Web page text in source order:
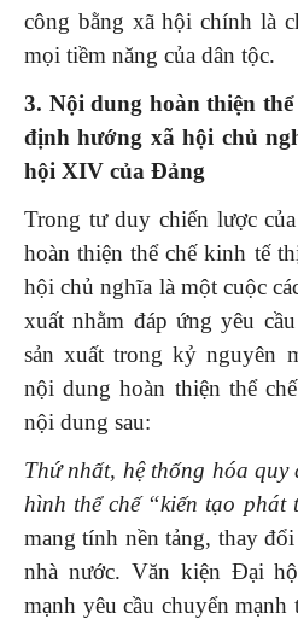
công bằng xã hội chính là
mọi tiềm năng của dân tộc.
3. Nội dung hoàn thiện
định hướng xã hội chủ
hội XIV của Đảng
Trong tư duy chiến lược
hoàn thiện thể chế kinh tế
hội chủ nghĩa là một cuộc
xuất nhằm đáp ứng yêu
sản xuất trong kỷ nguyên
nội dung hoàn thiện thể
nội dung sau:
Thứ nhất, hệ thống hóa
hình thể chế “kiến tạo phát
mang tính nền tảng, thay
nhà nước. Văn kiện Đại
mạnh yêu cầu chuyển